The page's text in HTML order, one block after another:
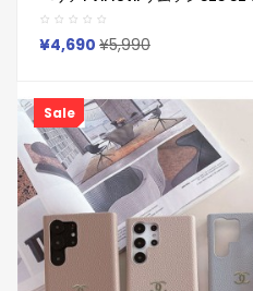
Chanelピクセル10 9a 8a Pro
ネル風 ダブルCマグネットケー
ョルダーストラップ＆本革テク
万能ラグジュアリーカバー！
¥4,690 ¥5,990
Sale